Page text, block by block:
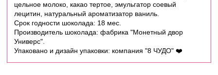
цельное молоко, какао тертое, эмульгатор соевый
лецитин, натуральный ароматизатор ваниль.
Срок годности шоколада: 18 мес.
Производитель шоколада: фабрика "Монетный двор
Универс".
Упаковано и дизайн упаковки: компания "8 ЧУДО" ❤️